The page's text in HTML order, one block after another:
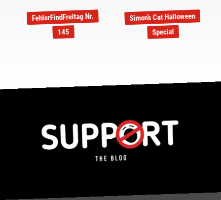
FehlerFindFreitag Nr.
145
Simon’s Cat Halloween
Special